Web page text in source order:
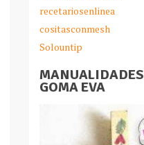
recetariosenlinea
cositasconmesh
Solountip
GOMA EVA